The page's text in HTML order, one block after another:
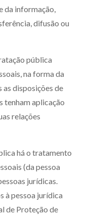
da informação,
difusão ou
pública
na forma da
as disposições de
tenham aplicação
relações
há o tratamento
(da pessoa
jurídicas.
à pessoa jurídica
de Proteção de